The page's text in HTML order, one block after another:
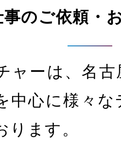
事のご依頼・
ャーは、名
中心に様々
ります。